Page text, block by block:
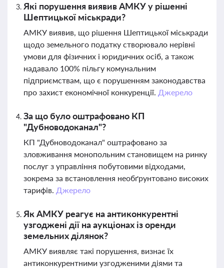
Які порушення виявив АМКУ у рішенні
Шептицької міськради?
АМКУ виявив, що рішення Шептицької міськради
щодо земельного податку створювало нерівні
умови для фізичних і юридичних осіб, а також
надавало 100% пільгу комунальним
підприємствам, що є порушенням законодавства
про захист економічної конкуренції. Джерело
За що було оштрафовано КП
"Дубноводоканал"?
КП "Дубноводоканал" оштрафовано за
зловживання монопольним становищем на ринку
послуг з управління побутовими відходами,
зокрема за встановлення необґрунтовано високих
тарифів. Джерело
Як АМКУ реагує на антиконкурентні
узгоджені дії на аукціонах із оренди
земельних ділянок?
АМКУ виявляє такі порушення, визнає їх
антиконкурентними узгодженими діями та